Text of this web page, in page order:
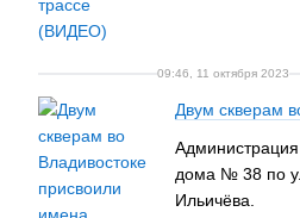
09:46, 11 октября 2023
Двум скверам
дома № 38 по
Ильичёва.